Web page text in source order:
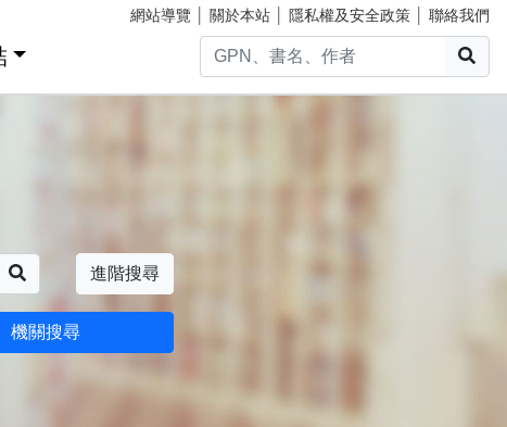
網站導覽 關於本站 隱私權及安全政策 聯絡我們
進階搜尋
機關搜尋